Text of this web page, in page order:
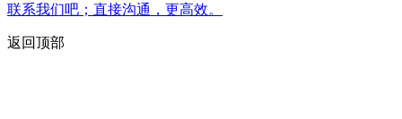
联系我们吧；直接沟通，更高效。
返回顶部